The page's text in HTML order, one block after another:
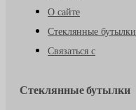
О сайте
Стеклянные бутылки
Связаться с
Стеклянные бутылки